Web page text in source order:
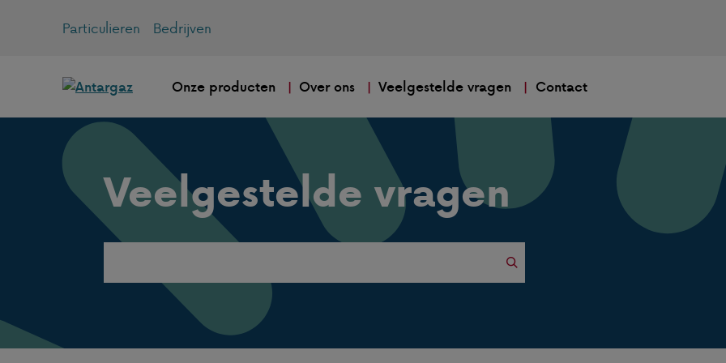
Particulieren Bedrijven
Onze producten Over ons Veelgestelde vragen Contact
Veelgestelde vragen